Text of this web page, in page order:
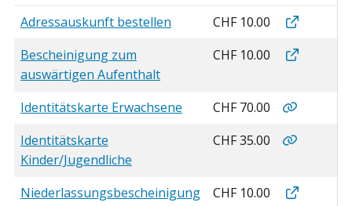
Einwohnerkontrolle
Adressauskunft bestellen
CHF 10.00
Bescheinigung zum
auswärtigen Aufenthalt
CHF 10.00
Identitätskarte Erwachsene CHF 70.00
Identitätskarte
Kinder/Jugendliche
CHF 35.00
Niederlassungsbescheinigung
CHF 10.00